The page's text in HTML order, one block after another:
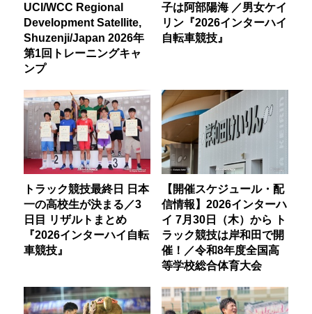
UCI/WCC Regional
Development Satellite,
Shuzenji/Japan 2026年
第1回トレーニングキャ
ンプ
子は阿部陽海 ／男女ケイ
リン『2026インターハイ
自転車競技』
トラック競技最終日 日本
一の高校生が決まる／3
日目 リザルトまとめ
『2026インターハイ自転
車競技』
【開催スケジュール・配
信情報】2026インターハ
イ 7月30日（木）から ト
ラック競技は岸和田で開
催！／令和8年度全国高
等学校総合体育大会